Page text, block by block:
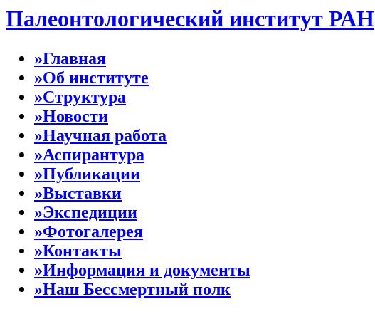
Палеонтологический институт РАН
»Главная
»Об институте
»Структура
»Новости
»Научная работа
»Аспирантура
»Публикации
»Выставки
»Экспедиции
»Фотогалерея
»Контакты
»Информация и документы
»Наш Бессмертный полк